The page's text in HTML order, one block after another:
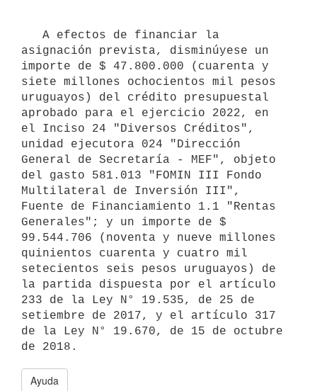
asignación prevista, disminúyese un
importe de $ 47.800.000 (cuarenta y
siete millones ochocientos mil pesos
uruguayos) del crédito presupuestal
aprobado para el ejercicio 2022, en
el Inciso 24 "Diversos Créditos",
unidad ejecutora 024 "Dirección
General de Secretaría - MEF", objeto
del gasto 581.013 "FOMIN III Fondo
Multilateral de Inversión III",
Fuente de Financiamiento 1.1 "Rentas
Generales"; y un importe de $
99.544.706 (noventa y nueve millones
quinientos cuarenta y cuatro mil
setecientos seis pesos uruguayos) de
la partida dispuesta por el artículo
233 de la Ley N° 19.535, de 25 de
setiembre de 2017, y el artículo 317
de la Ley N° 19.670, de 15 de octubre
Ayuda